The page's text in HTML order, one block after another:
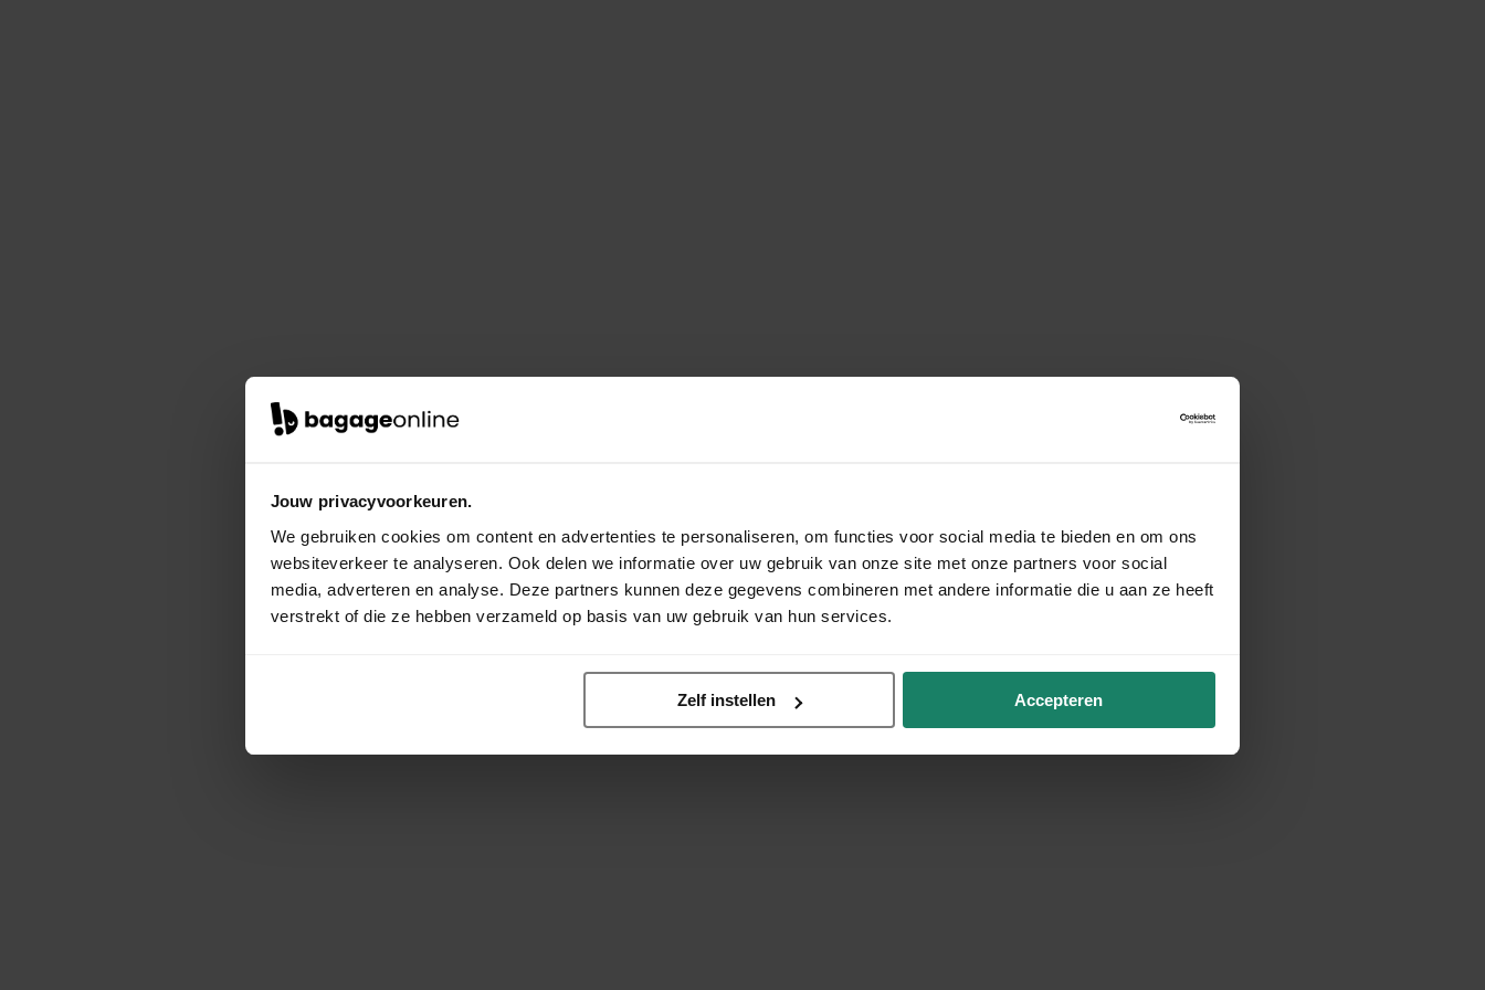
Jouw privacyvoorkeuren.
We gebruiken cookies om content en advertenties te personaliseren, om functies voor social media te bieden en om ons
websiteverkeer te analyseren. Ook delen we informatie over uw gebruik van onze site met onze partners voor social
media, adverteren en analyse. Deze partners kunnen deze gegevens combineren met andere informatie die u aan ze heeft
verstrekt of die ze hebben verzameld op basis van uw gebruik van hun services.
Zelf instellen Accepteren